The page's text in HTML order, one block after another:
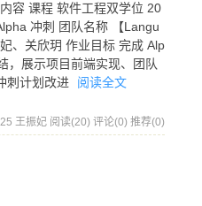
容 课程 软件工程双学位 20
冲刺 团队名称 【Langu
、关欣玥 作业目标 完成 Alp
，展示项目前端实现、团队
刺计划改进
阅读全文
王振妃 阅读(20) 评论(0) 推荐(0)